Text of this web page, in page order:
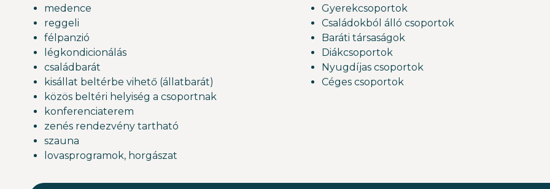
medence
reggeli
félpanzió
légkondicionálás
családbarát
kisállat beltérbe vihető (állatbarát)
közös beltéri helyiség a csoportnak
konferenciaterem
zenés rendezvény tartható
szauna
lovasprogramok, horgászat
Gyerekcsoportok
Családokból álló csoportok
Baráti társaságok
Diákcsoportok
Nyugdíjas csoportok
Céges csoportok